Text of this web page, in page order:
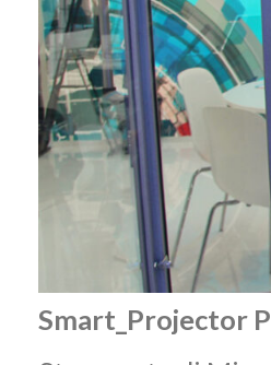
Smart_Projector